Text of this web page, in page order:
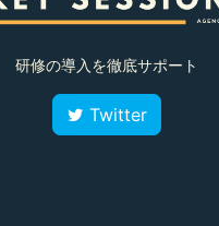
研修の導入を徹底サポート
Twitter